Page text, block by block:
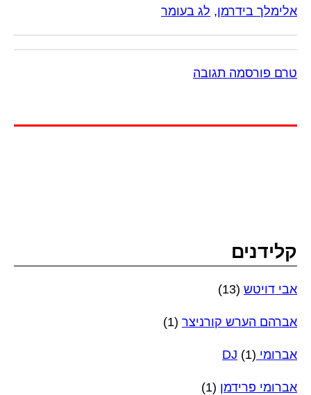
אלימלך בידרמן, לג בעומר
טרם פורסמה תגובה
קלידנים
אבי דויטש (13)
אברהם הערש קורניצר (1)
אברומי DJ (1)
אברומי פרידמן (1)